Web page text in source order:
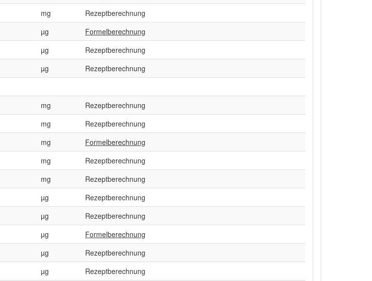
mg
Rezeptberechnung
µg
Formelberechnung
µg
Rezeptberechnung
µg
Rezeptberechnung
mg
Rezeptberechnung
mg
Rezeptberechnung
mg
Formelberechnung
mg
Rezeptberechnung
mg
Rezeptberechnung
µg
Rezeptberechnung
µg
Rezeptberechnung
µg
Formelberechnung
µg
Rezeptberechnung
µg
Rezeptberechnung